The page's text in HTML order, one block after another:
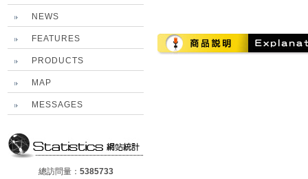
NEWS
FEATURES
PRODUCTS
MAP
MESSAGES
總訪問量： 5385733